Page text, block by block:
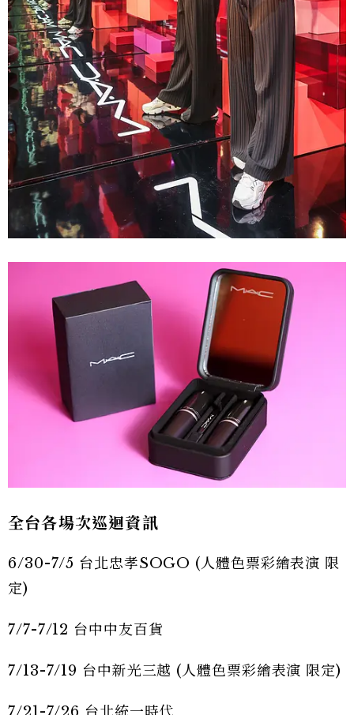
全台各場次巡迴資訊
6/30-7/5 台北忠孝SOGO (人體色票彩繪表演 限
定)
7/7-7/12 台中中友百貨
7/13-7/19 台中新光三越 (人體色票彩繪表演 限定)